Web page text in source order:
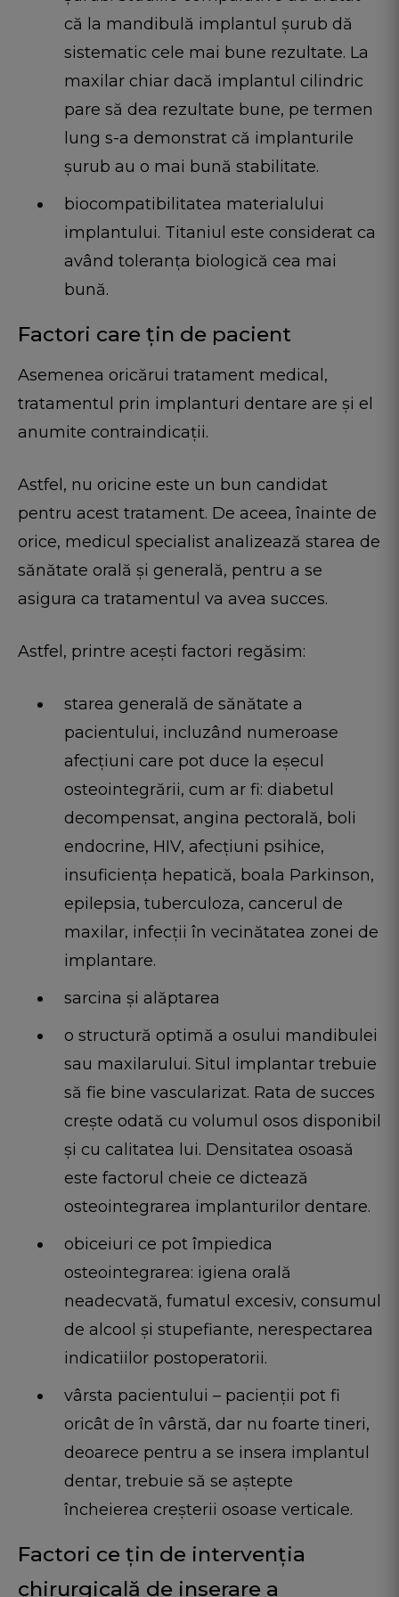
că la mandibulă implantul șurub dă
sistematic cele mai bune rezultate. La
maxilar chiar dacă implantul cilindric
pare să dea rezultate bune, pe termen
lung s-a demonstrat că implanturile
șurub au o mai bună stabilitate.
biocompatibilitatea materialului
implantului. Titaniul este considerat ca
având toleranța biologică cea mai
bună.
Factori care țin de pacient
Asemenea oricărui tratament medical,
tratamentul prin implanturi dentare are și el
anumite contraindicații.
Astfel, nu oricine este un bun candidat
pentru acest tratament. De aceea, înainte de
orice, medicul specialist analizează starea de
sănătate orală şi generală, pentru a se
asigura ca tratamentul va avea succes.
Astfel, printre aceşti factori regăsim:
starea generală de sănătate a
pacientului, incluzând numeroase
afecțiuni care pot duce la eșecul
osteointegrării, cum ar fi: diabetul
decompensat, angina pectorală, boli
endocrine, HIV, afecțiuni psihice,
insuficiența hepatică, boala Parkinson,
epilepsia, tuberculoza, cancerul de
maxilar, infecții în vecinătatea zonei de
implantare.
sarcina și alăptarea
o structură optimă a osului mandibulei
sau maxilarului. Situl implantar trebuie
să fie bine vascularizat. Rata de succes
crește odată cu volumul osos disponibil
și cu calitatea lui. Densitatea osoasă
este factorul cheie ce dictează
osteointegrarea implanturilor dentare.
obiceiuri ce pot împiedica
osteointegrarea: igiena orală
neadecvată, fumatul excesiv, consumul
de alcool și stupefiante, nerespectarea
indicatiilor postoperatorii.
vârsta pacientului – pacienții pot fi
oricât de în vârstă, dar nu foarte tineri,
deoarece pentru a se insera implantul
dentar, trebuie să se aștepte
încheierea creșterii osoase verticale.
Factori ce țin de intervenția
chirurgicală de inserare a